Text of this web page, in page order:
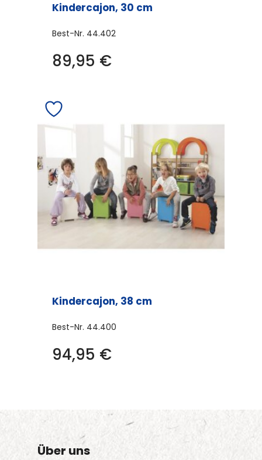
Kindercajon, 30 cm
Best-Nr. 44.402
89,95 €
Optionen
können
auf
der
Produktseite
gewählt
Kindercajon, 38 cm
Best-Nr. 44.400
94,95 €
Varianten
Über uns